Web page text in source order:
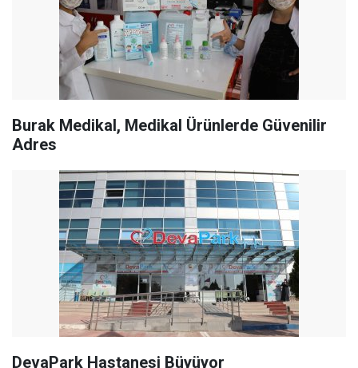
Burak Medikal, Medikal Ürünlerde Güvenilir
Adres
DevaPark Hastanesi Büyüyor